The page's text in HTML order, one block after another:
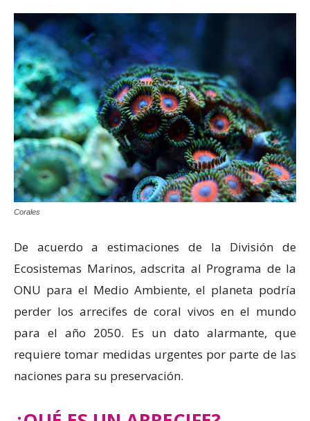
Corales
De acuerdo a estimaciones de la División de
Ecosistemas Marinos, adscrita al Programa de la
ONU para el Medio Ambiente, el planeta podría
perder los arrecifes de coral vivos en el mundo
para el año 2050. Es un dato alarmante, que
requiere tomar medidas urgentes por parte de las
naciones para su preservación.